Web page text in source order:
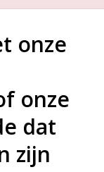
onze
onze
dat
zijn